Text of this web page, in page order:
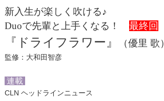
新入生が楽しく吹ける♪
Duoで先輩と上手くなる！ 最終回
『ドライフラワー』 （優里
監修：大和田智彦
連載
CLN ヘッドラインニュース